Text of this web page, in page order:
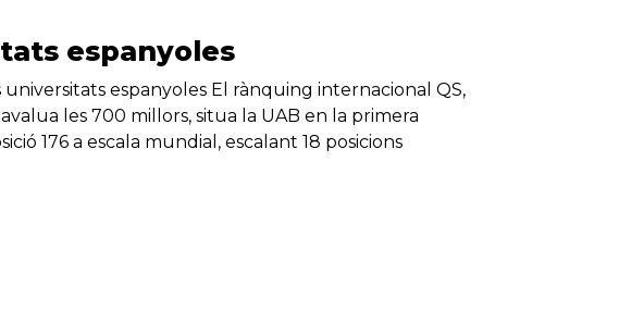
espanyoles
espanyoles El rànquing internacional QS,
les 700 millors, situa la UAB en la primera
176 a escala mundial, escalant 18 posicions